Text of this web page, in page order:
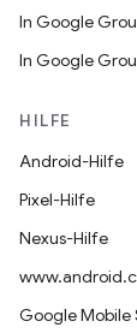
In Google
In Google
HILFE
Android-Hilfe
Pixel-Hilfe
Nexus-Hilfe
Google Mobile